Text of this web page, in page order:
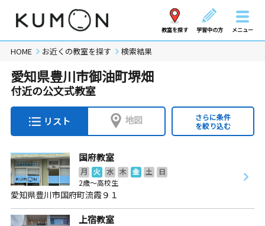
教室を探す 学習中の方 メニュー
HOME お近くの教室を探す 検索結果
愛知県豊川市御油町堺畑
付近の公文式教室
リスト 地図
さらに条件
を絞り込む
国府教室
月 火 水 木 金 土
日
2歳～高校生
愛知県豊川市国府町流霞９１
上宿教室